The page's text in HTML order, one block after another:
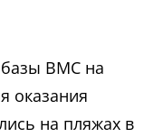
ВМС на
оказания
на пляжах в